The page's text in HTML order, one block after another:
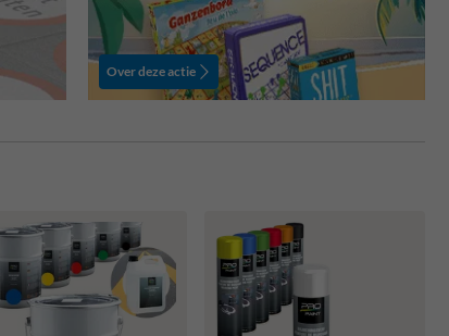
Over deze actie